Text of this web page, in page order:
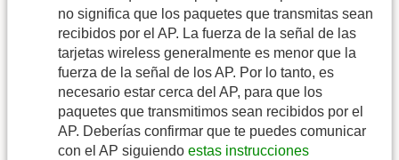
no significa que los paquetes que transmitas sean
recibidos por el AP. La fuerza de la señal de las
tarjetas wireless generalmente es menor que la
fuerza de la señal de los AP. Por lo tanto, es
necesario estar cerca del AP, para que los
paquetes que transmitimos sean recibidos por el
AP. Deberías confirmar que te puedes comunicar
con el AP siguiendo estas instrucciones